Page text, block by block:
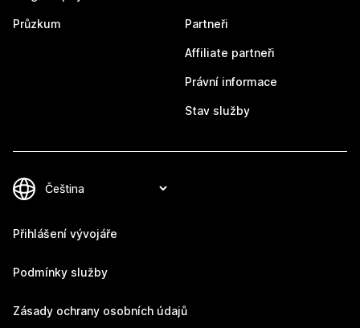
Průzkum Partneři
Affiliate partneři
Právní informace
Stav služby
Přihlášení vývojáře
Podmínky služby
Zásady ochrany osobních údajů